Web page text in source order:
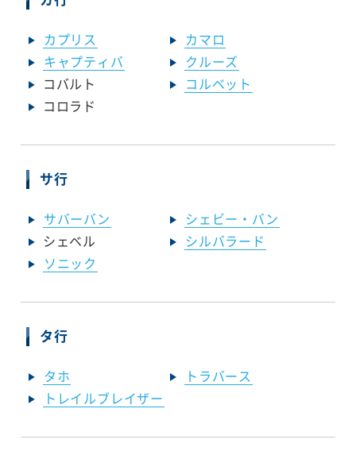
カプリス
カマロ
キャプティバ
クルーズ
コバルト
コルベット
コロラド
サ行
サバーバン
シェビー・バン
シェベル
シルバラード
ソニック
タ行
タホ
トラバース
トレイルブレイザー